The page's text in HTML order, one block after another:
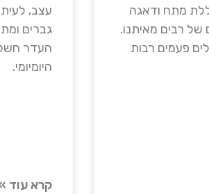
מתח ודאגה
של רבים מאיתנו.
פעמים רבות
עצב,
גברים
העדר
היומיומי.
קרא עוד